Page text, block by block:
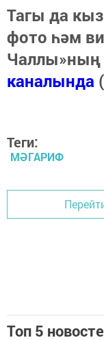
Тагы да
фото һәм
Чаллы»ның
каналында
Теги:
МӘГАРИФ
Топ 5